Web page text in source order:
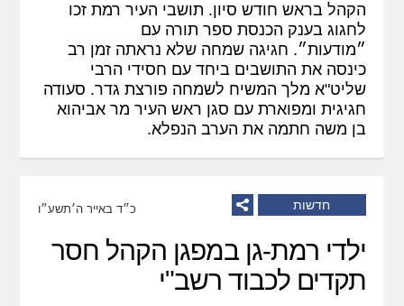
הקהל בראש חודש סיון. תושבי העיר רמת זכו
לחגוג בענק הכנסת ספר תורה עם
״מודעות״. חגיגה שמחה שלא נראתה זמן רב
כינסה את התושבים ביחד עם חסידי הרבי
שליט"א מלך המשיח לשמחה פורצת גדר. סעודה
חגיגית ומפוארת עם סגן ראש העיר מר אביהוא
בן משה חתמה את הערב הנפלא.
חדשות כ״ד באייר ה׳תשע״ו
ילדי רמת-גן במפגן הקהל חסר
תקדים לכבוד רשב"י